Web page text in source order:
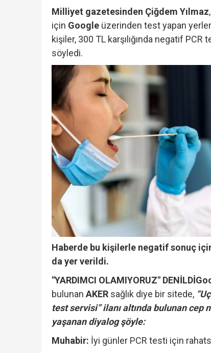
Fatma Kaplan Hürriyet cezaevinde
Milliyet gazetesinden Çiğdem Yılmaz
için Google üzerinden test yapan
kişiler, 300 TL karşılığında negatif PCR
söyledi.
Haberde bu kişilerle negatif sonuç
da yer verildi.
"YARDIMCI OLAMIYORUZ" DENİLDİ
bulunanAKER sağlık diye bir sitede,
test servisi” ilanı altında bulunan cep
yaşanan diyalog şöyle:
Muhabir: İyi günler PCR testi için